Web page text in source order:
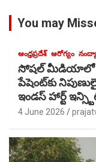
You may
ఆంధ్రప్రదేశ్ ఆరోగ్యం
సోషల్ మీడియాలో
పేషెంట్‌కు
ఇండస్ హార్ట్
4 June 2026